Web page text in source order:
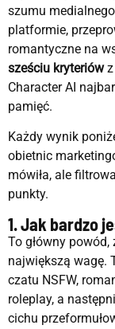
szumu
platformie,
romantyczne na
sześciu kryteriówz
Character AI
pamięć.
Każdy wynik
obietnic
mówiła, ale
punkty.
1. Jak bardzo
To główny
największą wagę.
czatu NSFW,
roleplay, a
cichu